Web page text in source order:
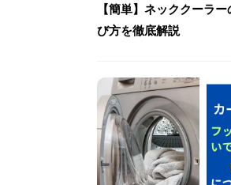
【簡単】ネッククーラ
び方を徹底解説